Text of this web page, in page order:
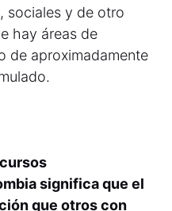
sociales y de otro
hay áreas de
de aproximadamente
significa que el
que otros con